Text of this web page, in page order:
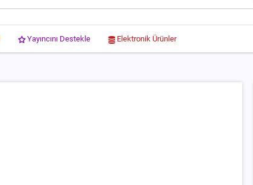
Yayıncını Destekle Elektronik Ürünler